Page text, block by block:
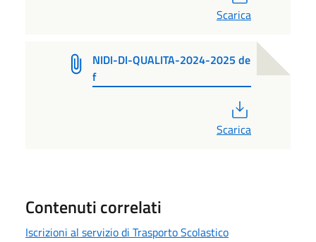
Scarica
NIDI-DI-QUALITA-2024-2025 de
f
Scarica
Contenuti correlati
Iscrizioni al servizio di Trasporto Scolastico